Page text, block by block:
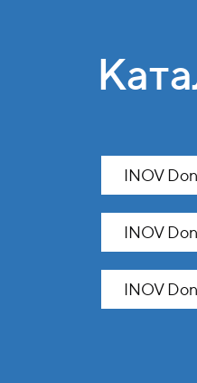
INOV
INOV
INOV